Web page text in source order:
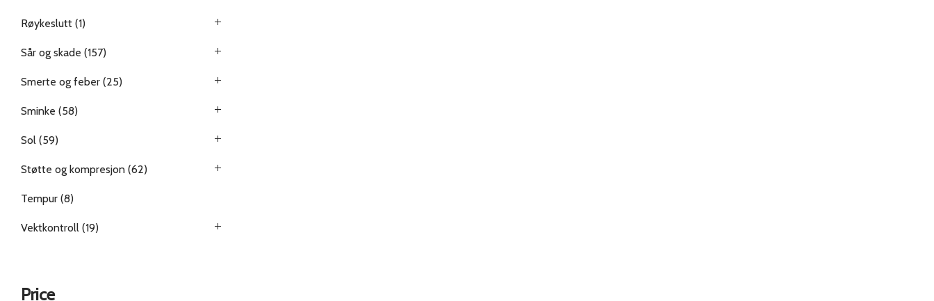
Røykeslutt (1)
Sår og skade (157)
Smerte og feber (25)
Sminke (58)
Sol (59)
Støtte og kompresjon (62)
Tempur (8)
Vektkontroll (19)
Price